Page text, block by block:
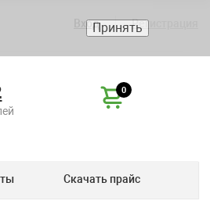
Вход Регистрация
0
Скачать прайс
Принять